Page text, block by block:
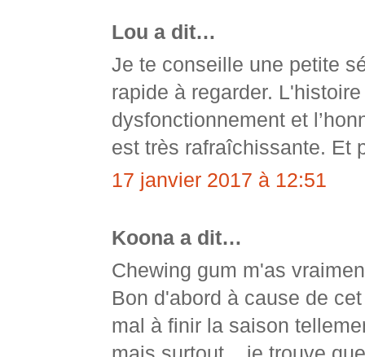
Lou a dit…
Je te conseille une petite
rapide à regarder.
dysfonctionnement et
est très rafraîchissante. Et
17 janvier 2017 à 12:51
Koona a dit…
Chewing gum m'as
Bon d'abord à cause de
mal à finir la saison